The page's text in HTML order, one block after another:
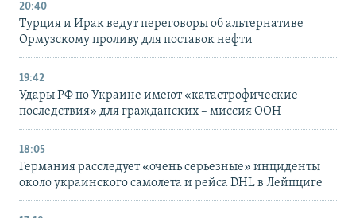
20:40
Турция и Ирак ведут переговоры об альтернативе
Ормузскому проливу для поставок нефти
19:42
Удары РФ по Украине имеют «катастрофические
последствия» для гражданских – миссия ООН
18:05
Германия расследует «очень серьезные» инциденты
около украинского самолета и рейса DHL в Лейпциге